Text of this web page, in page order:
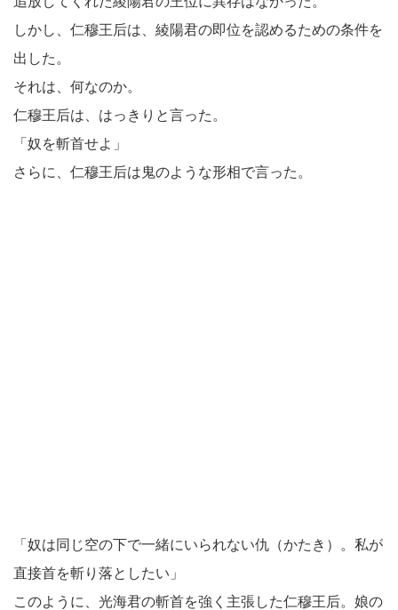
しかし、仁穆王后は、綾陽君の即位を認めるための条件を
出した。
それは、何なのか。
仁穆王后は、はっきりと言った。
「奴を斬首せよ」
さらに、仁穆王后は鬼のような形相で言った。
「奴は同じ空の下で一緒にいられない仇（かたき）。私が
直接首を斬り落としたい」
このように、光海君の斬首を強く主張した仁穆王后。娘の